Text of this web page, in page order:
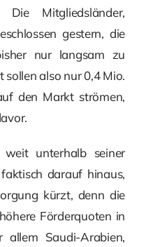
Mitgliedsländer,
gestern, die
nur langsam zu
also nur 0,4 Mio.
den Markt strömen,
unterhalb seiner
darauf hinaus,
kürzt, denn die
Förderquoten in
allem Saudi-Arabien,